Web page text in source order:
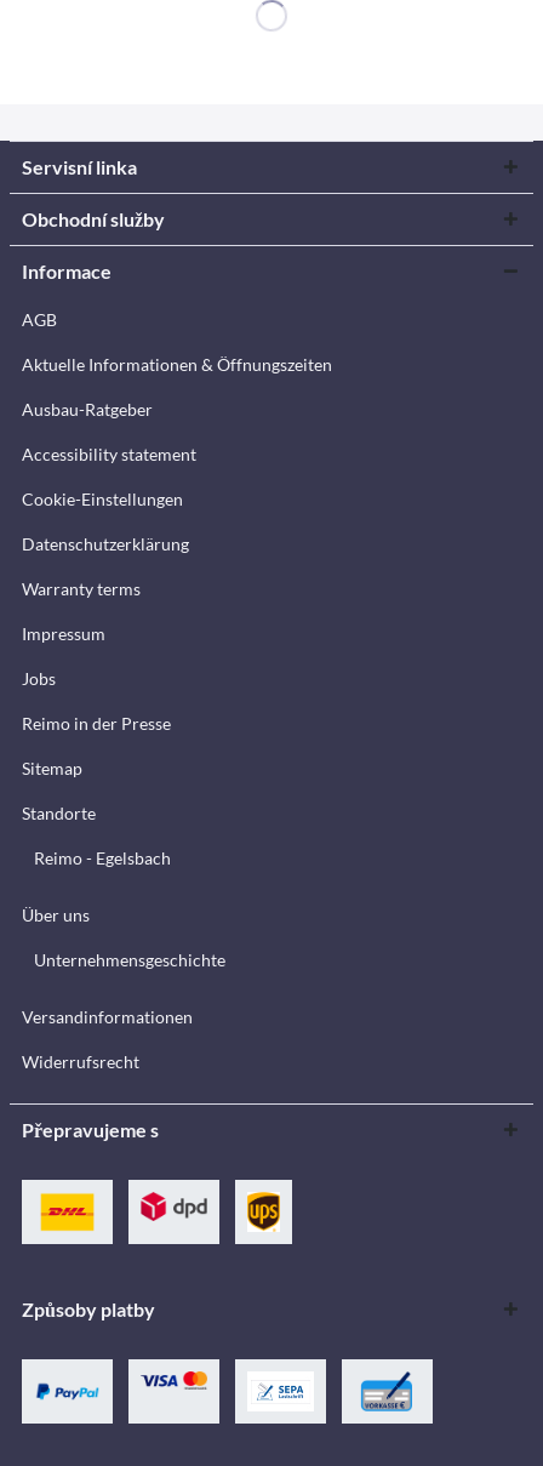
Servisní linka
Obchodní služby
Informace
AGB
Aktuelle Informationen & Öffnungszeiten
Ausbau-Ratgeber
Accessibility statement
Cookie-Einstellungen
Datenschutzerklärung
Warranty terms
Impressum
Jobs
Reimo in der Presse
Sitemap
Standorte
Reimo - Egelsbach
Über uns
Unternehmensgeschichte
Versandinformationen
Widerrufsrecht
Přepravujeme s
Způsoby platby